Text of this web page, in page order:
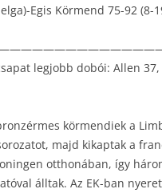
Egis Körmend 75-92 (8-
legjobb dobói: Allen 37,
körmendiek a
majd kikaptak a
otthonában, így
álltak. Az EK-ban